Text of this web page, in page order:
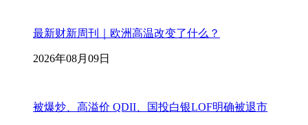
最新财新周刊｜欧洲高温改变了什么？
2026年08月09日
被爆炒、高溢价 QDII、国投白银LOF明确被退市